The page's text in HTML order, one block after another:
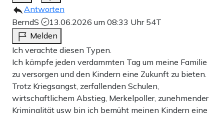
Antworten
BerndS
13.06.2026 um 08:33 Uhr 54T
Melden
Ich verachte diesen Typen.
Ich kämpfe jeden verdammten Tag um meine Familie
zu versorgen und den Kindern eine Zukunft zu bieten.
Trotz Kriegsangst, zerfallenden Schulen,
wirtschaftlichem Abstieg, Merkelpoller, zunehmender
Kriminalität usw bin ich bemüht meinen Kindern eine